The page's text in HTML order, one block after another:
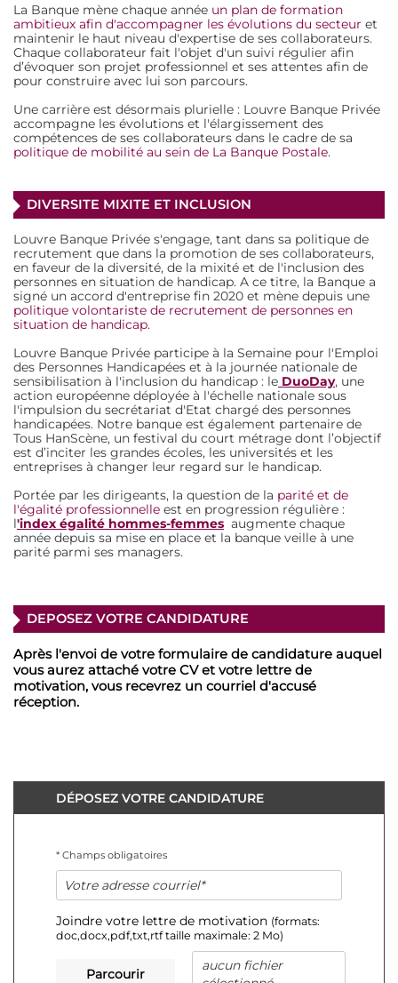
La Banque mène chaque année un plan de formation
ambitieux afin d'accompagner les évolutions du secteur et
maintenir le haut niveau d'expertise de ses collaborateurs.
Chaque collaborateur fait l'objet d'un suivi régulier afin
d’évoquer son projet professionnel et ses attentes afin de
pour construire avec lui son parcours.
Une carrière est désormais plurielle : Louvre Banque Privée
accompagne les évolutions et l'élargissement des
compétences de ses collaborateurs dans le cadre de sa
politique de mobilité au sein de La Banque Postale.
DIVERSITE MIXITE ET INCLUSION
Louvre Banque Privée s'engage, tant dans sa politique de
recrutement que dans la promotion de ses collaborateurs,
en faveur de la diversité, de la mixité et de l'inclusion des
personnes en situation de handicap. A ce titre, la Banque a
signé un accord d'entreprise fin 2020 et mène depuis une
politique volontariste de recrutement de personnes en
situation de handicap.
Louvre Banque Privée participe à la Semaine pour l'Emploi
des Personnes Handicapées et à la journée nationale de
sensibilisation à l'inclusion du handicap : le DuoDay, une
action européenne déployée à l'échelle nationale sous
l'impulsion du secrétariat d'Etat chargé des personnes
handicapées. Notre banque est également partenaire de
Tous HanScène, un festival du court métrage dont l’objectif
est d’inciter les grandes écoles, les universités et les
entreprises à changer leur regard sur le handicap.
Portée par les dirigeants, la question de la parité et de
l'égalité professionnelle est en progression régulière :
l'index égalité hommes-femmes augmente chaque
année depuis sa mise en place et la banque veille à une
parité parmi ses managers.
DEPOSEZ VOTRE CANDIDATURE
Après l'envoi de votre formulaire de candidature auquel
vous aurez attaché votre CV et votre lettre de
motivation, vous recevrez un courriel d'accusé
réception.
DÉPOSEZ VOTRE CANDIDATURE
* Champs obligatoires
Votre
adresse
courriel
Joindre votre lettre de motivation (formats:
doc,docx,pdf,txt,rtf taille maximale: 2 Mo)
Parcourir
aucun fichier